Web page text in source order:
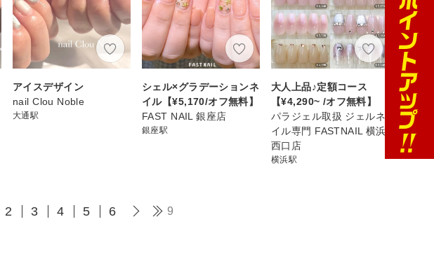
アイスデザイン
nail Clou Noble
大通駅
シェル×グラデーションネ
イル【¥5,170/オフ無料】
FAST NAIL 銀座店
銀座駅
大人上品♪定額コース
【¥4,290~ /オフ無料】
パラジェル取扱 ジェルネ
イル専門 FASTNAIL 横浜
西口店
横浜駅
2 3 4 5 6 9